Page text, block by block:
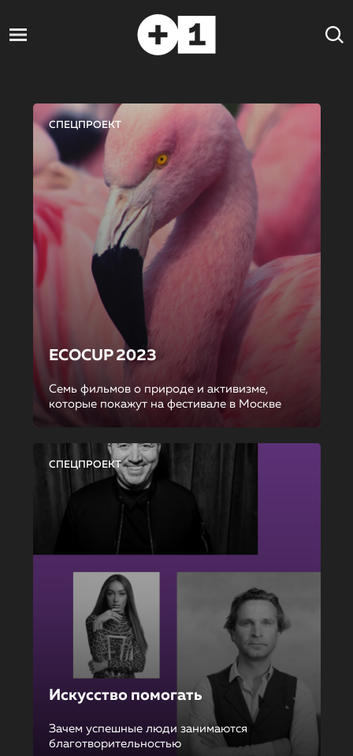
СПЕЦПРОЕКТ
ECOCUP 2023
Семь фильмов о природе и активизме,
которые покажут на фестивале в Москве
СПЕЦПРОЕКТ
Искусство помогать
Зачем успешные люди занимаются
благотворительностью